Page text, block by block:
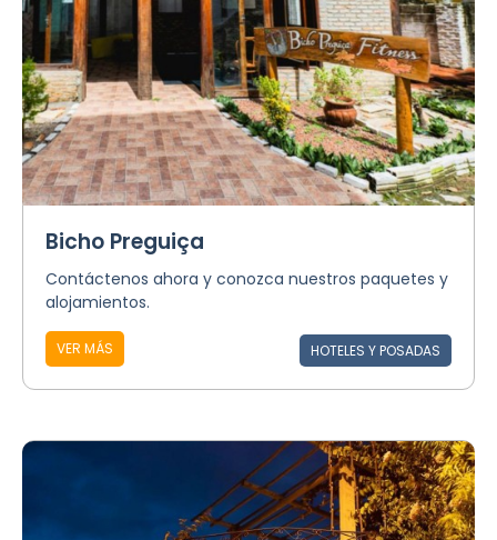
Bicho Preguiça
Contáctenos ahora y conozca nuestros paquetes y
alojamientos.
VER MÁS HOTELES Y POSADAS